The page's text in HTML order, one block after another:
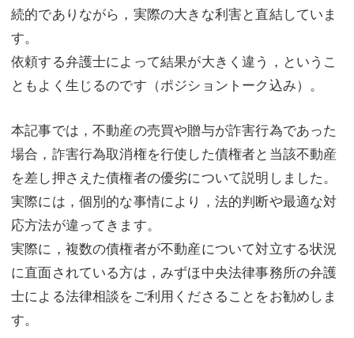
続的でありながら，実際の大きな利害と直結していま
す。
依頼する弁護士によって結果が大きく違う，というこ
ともよく生じるのです（ポジショントーク込み）。
本記事では，不動産の売買や贈与が詐害行為であった
場合，詐害行為取消権を行使した債権者と当該不動産
を差し押さえた債権者の優劣について説明しました。
実際には，個別的な事情により，法的判断や最適な対
応方法が違ってきます。
実際に，複数の債権者が不動産について対立する状況
に直面されている方は，みずほ中央法律事務所の弁護
士による法律相談をご利用くださることをお勧めしま
す。